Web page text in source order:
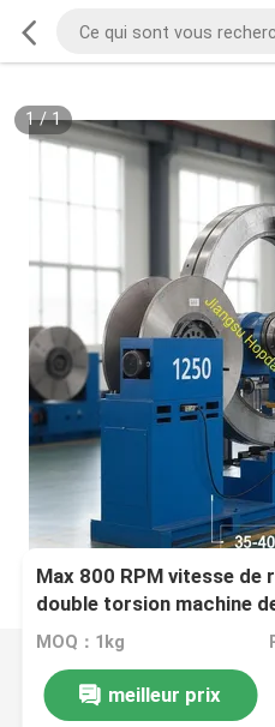
1/1
Max 800 RPM vitesse
double torsion machine
bobine applicable et
de jonction
MOQ：1kg
meilleur prix